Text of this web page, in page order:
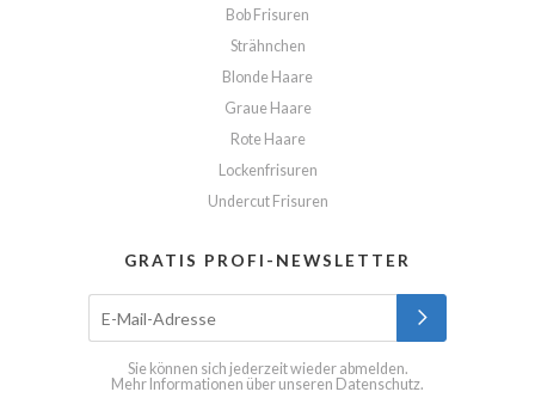
Bob Frisuren
Strähnchen
Blonde Haare
Graue Haare
Rote Haare
Lockenfrisuren
Undercut Frisuren
GRATIS PROFI-NEWSLETTER
Sie können sich jederzeit wieder abmelden.
Mehr Informationen über unseren Datenschutz.